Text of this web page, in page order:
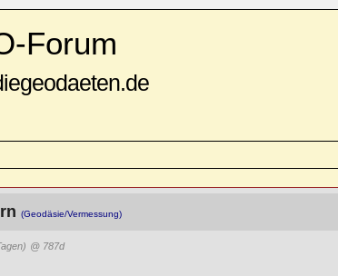
Forum
(Geodäsie/Vermessung)
@ 787d